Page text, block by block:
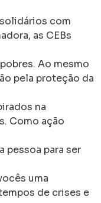
com
as CEBs
Ao mesmo
pela proteção da
na
Como ação
pessoa para ser
uma
de crises e